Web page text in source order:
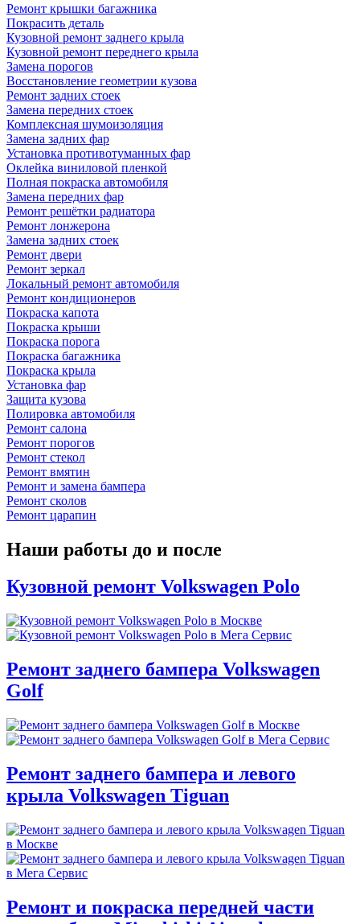
Ремонт крышки багажника
Покрасить деталь
Кузовной ремонт заднего крыла
Кузовной ремонт переднего крыла
Замена порогов
Восстановление геометрии кузова
Ремонт задних стоек
Замена передних стоек
Комплексная шумоизоляция
Замена задних фар
Установка противотуманных фар
Оклейка виниловой пленкой
Полная покраска автомобиля
Замена передних фар
Ремонт решётки радиатора
Ремонт лонжерона
Замена задних стоек
Ремонт двери
Ремонт зеркал
Локальный ремонт автомобиля
Ремонт кондиционеров
Покраска капота
Покраска крыши
Покраска порога
Покраска багажника
Покраска крыла
Установка фар
Защита кузова
Полировка автомобиля
Ремонт салона
Ремонт порогов
Ремонт стекол
Ремонт вмятин
Ремонт и замена бампера
Ремонт сколов
Ремонт царапин
Наши работы до и после
Кузовной ремонт Volkswagen Polo
Ремонт заднего бампера Volkswagen
Golf
Ремонт заднего бампера и левого
крыла Volkswagen Tiguan
Ремонт и покраска передней части